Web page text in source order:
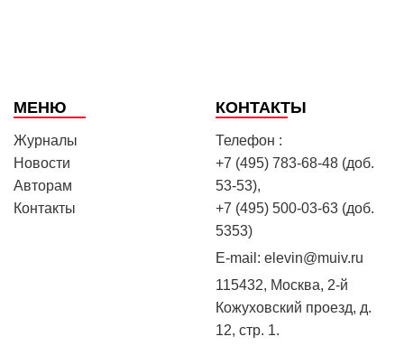
МЕНЮ
Журналы
Новости
Авторам
Контакты
КОНТАКТЫ
Телефон :
+7 (495) 783-68-48 (доб.
53-53),
+7 (495) 500-03-63 (доб.
5353)
E-mail: elevin@muiv.ru
115432, Москва, 2-й
Кожуховский проезд, д.
12, стр. 1.